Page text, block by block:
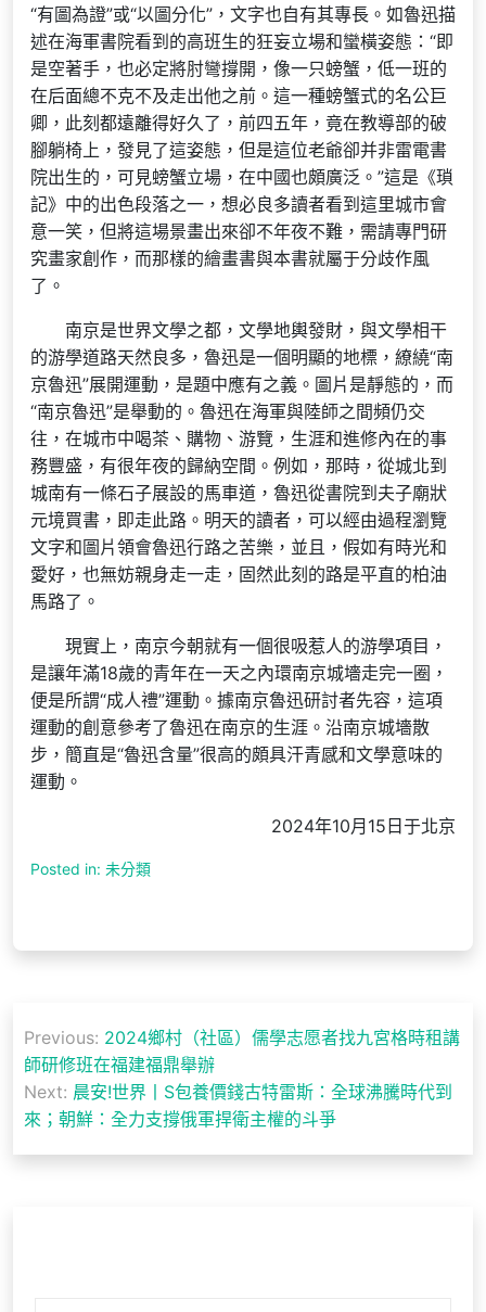
“有圖為證”或“以圖分化”，文字也自有其專長。如魯迅描
述在海軍書院看到的高班生的狂妄立場和蠻橫姿態：“即
是空著手，也必定將肘彎撐開，像一只螃蟹，低一班的
在后面總不克不及走出他之前。這一種螃蟹式的名公巨
卿，此刻都遠離得好久了，前四五年，竟在教導部的破
腳躺椅上，發見了這姿態，但是這位老爺卻并非雷電書
院出生的，可見螃蟹立場，在中國也頗廣泛。”這是《瑣
記》中的出色段落之一，想必良多讀者看到這里城市會
意一笑，但將這場景畫出來卻不年夜不難，需請專門研
究畫家創作，而那樣的繪畫書與本書就屬于分歧作風
了。
南京是世界文學之都，文學地輿發財，與文學相干
的游學道路天然良多，魯迅是一個明顯的地標，繚繞“南
京魯迅”展開運動，是題中應有之義。圖片是靜態的，而
“南京魯迅”是舉動的。魯迅在海軍與陸師之間頻仍交
往，在城市中喝茶、購物、游覽，生涯和進修內在的事
務豐盛，有很年夜的歸納空間。例如，那時，從城北到
城南有一條石子展設的馬車道，魯迅從書院到夫子廟狀
元境買書，即走此路。明天的讀者，可以經由過程瀏覽
文字和圖片領會魯迅行路之苦樂，並且，假如有時光和
愛好，也無妨親身走一走，固然此刻的路是平直的柏油
馬路了。
現實上，南京今朝就有一個很吸惹人的游學項目，
是讓年滿18歲的青年在一天之內環南京城墻走完一圈，
便是所謂“成人禮”運動。據南京魯迅研討者先容，這項
運動的創意參考了魯迅在南京的生涯。沿南京城墻散
步，簡直是“魯迅含量”很高的頗具汗青感和文學意味的
運動。
2024年10月15日于北京
Posted in: 未分類
章
導
覽
Previous: 2024鄉村（社區）儒學志愿者找九宮格時租講
師研修班在福建福鼎舉辦
Next: 晨安!世界丨S包養價錢古特雷斯：全球沸騰時代到
來；朝鮮：全力支撐俄軍捍衛主權的斗爭